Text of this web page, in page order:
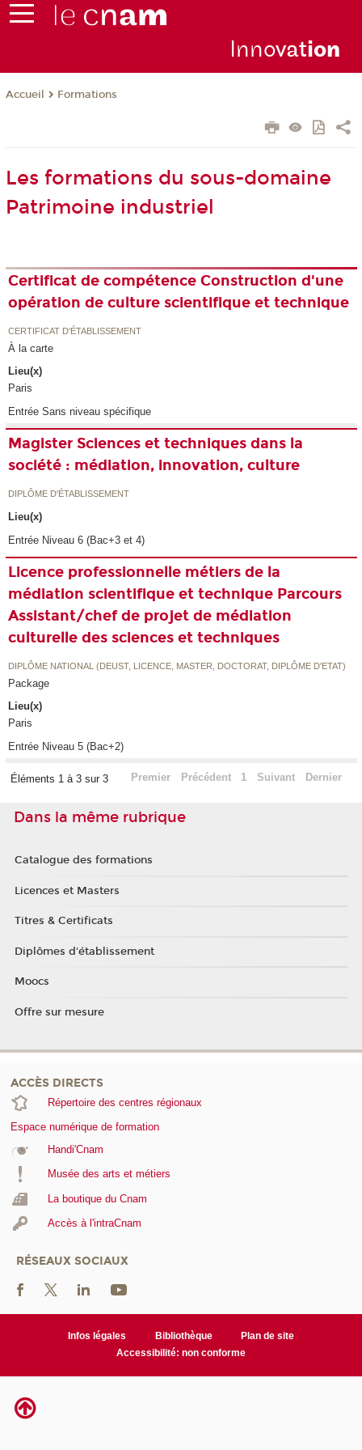
Innovation
Accueil Formations
Les formations du sous-domaine
Patrimoine industriel
Certificat de compétence Construction d'une
opération de culture scientifique et technique
CERTIFICAT D'ÉTABLISSEMENT
À la carte
Lieu(x)
Paris
Entrée Sans niveau spécifique
Magister Sciences et techniques dans la
société : médiation, innovation, culture
DIPLÔME D'ÉTABLISSEMENT
Lieu(x)
Entrée Niveau 6 (Bac+3 et 4)
Licence professionnelle métiers de la
médiation scientifique et technique Parcours
Assistant/chef de projet de médiation
culturelle des sciences et techniques
DIPLÔME NATIONAL (DEUST, LICENCE, MASTER, DOCTORAT, DIPLÔME D'ETAT)
Package
Lieu(x)
Paris
Entrée Niveau 5 (Bac+2)
Éléments 1 à 3 sur 3 Premier Précédent 1 Suivant Dernier
Dans la même rubrique
Catalogue des formations
Licences et Masters
Titres & Certificats
Diplômes d'établissement
Moocs
Offre sur mesure
ACCÈS DIRECTS
Répertoire des centres régionaux
Espace numérique de formation
Handi'Cnam
Musée des arts et métiers
La boutique du Cnam
Accès à l'intraCnam
RÉSEAUX SOCIAUX
Infos légales Bibliothèque
Plan de site
Accessibilité: non conforme